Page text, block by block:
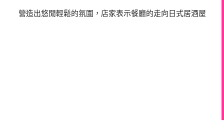
營造出悠閒輕鬆的氛圍，店家表示餐廳的走向日式居酒屋